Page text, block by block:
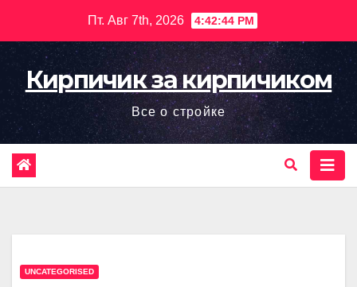
содержимому
Пт. Авг 7th, 2026 4:42:45 PM
Кирпичик за кирпичиком
Все о стройке
UNCATEGORISED